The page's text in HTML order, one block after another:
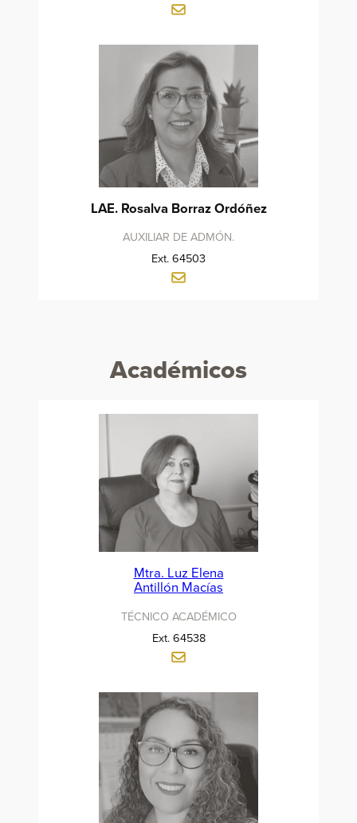
LAE. Rosalva Borraz Ordóñez
AUXILIAR DE ADMÓN.
Ext. 64503
Académicos
Mtra. Luz Elena
Antillón Macías
TÉCNICO ACADÉMICO
Ext. 64538